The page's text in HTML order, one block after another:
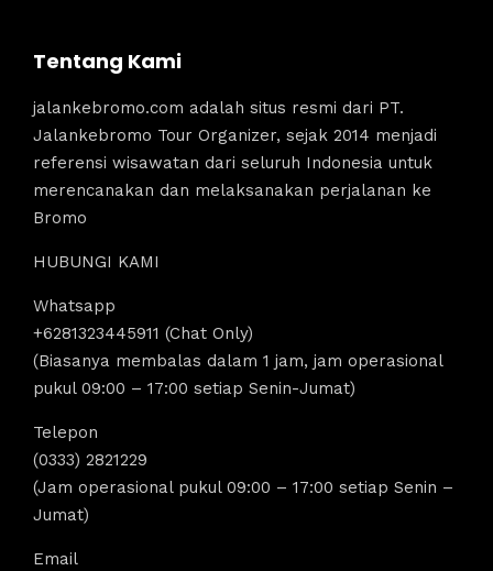
Tentang Kami
jalankebromo.com adalah situs resmi dari PT.
Jalankebromo Tour Organizer, sejak 2014 menjadi
referensi wisawatan dari seluruh Indonesia untuk
merencanakan dan melaksanakan perjalanan ke
Bromo
HUBUNGI KAMI
Whatsapp
+6281323445911 (Chat Only)
(Biasanya membalas dalam 1 jam, jam operasional
pukul 09:00 – 17:00 setiap Senin-Jumat)
Telepon
(0333) 2821229
(Jam operasional pukul 09:00 – 17:00 setiap Senin –
Jumat)
Email